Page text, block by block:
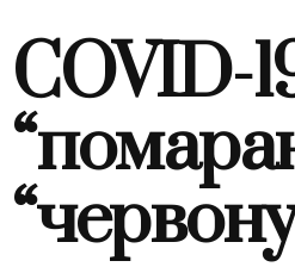
COVID-